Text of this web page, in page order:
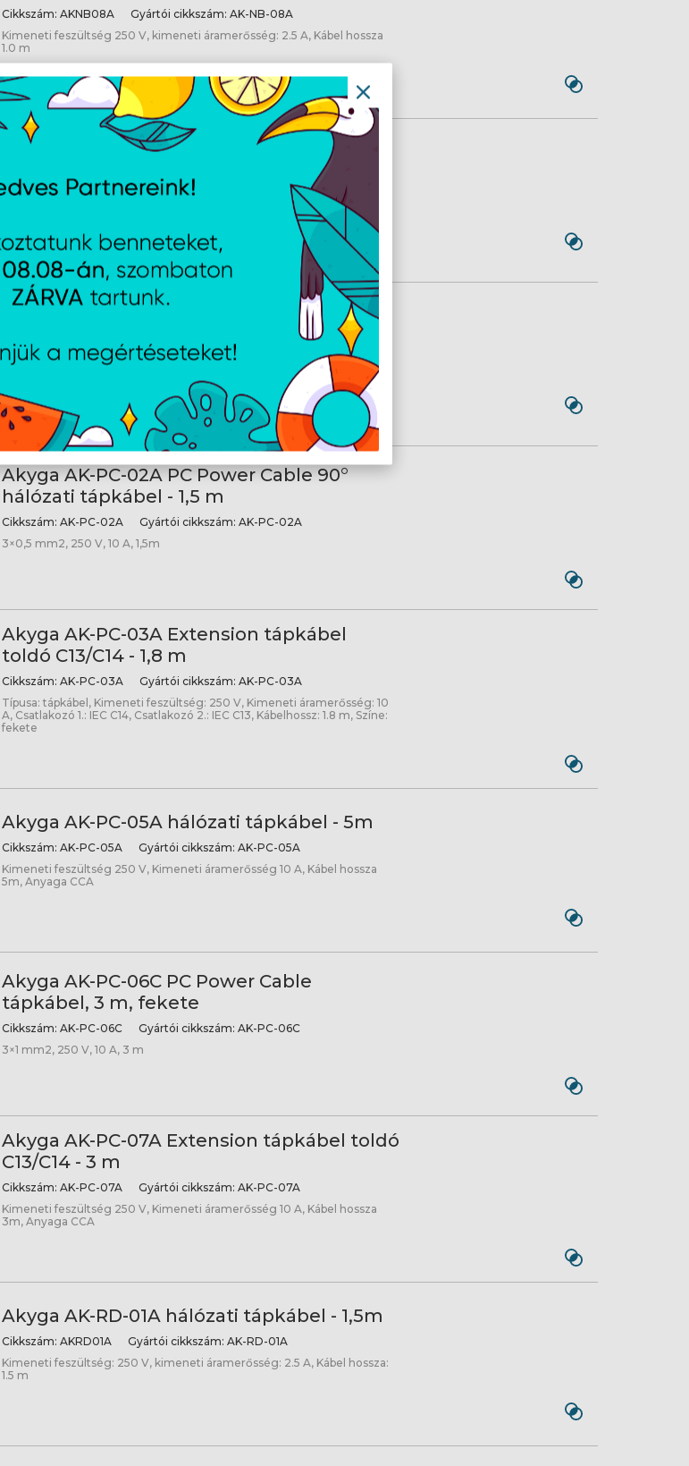
Cikkszám: AKNB08A Gyártói cikkszám: AK-NB-08A
Kimeneti feszültség 250 V, kimeneti áramerősség: 2.5 A, Kábel hossza
1.0 m
Akyga AK-PC-01A hálózati tápkábel - 1,5m
Cikkszám:AK-PC-01A Gyártói cikkszám:
AK-PC-01A
Akyga AK-PC-01C hálózati tápkábel - 1,5m
Cikkszám:AK-PC-01C Gyártói cikkszám:AK-PC-01C
0,75 mm2, 250 V, 10 A, 1,5m, Anyaga oxigén-mentes réz 4N ( 99.99% )
Akyga AK-PC-02A PC Power Cable 90°
hálózati tápkábel - 1,5 m
Cikkszám: AK-PC-02A Gyártói cikkszám: AK-PC-02A
3×0,5 mm2, 250 V, 10 A, 1,5m
Akyga AK-PC-03A Extension tápkábel
toldó C13/C14 - 1,8 m
Cikkszám: AK-PC-03A Gyártói cikkszám: AK-PC-03A
Típusa: tápkábel, Kimeneti feszültség: 250 V, Kimeneti áramerősség: 10
A, Csatlakozó 1.: IEC C14, Csatlakozó 2.: IEC C13, Kábelhossz: 1.8 m, Színe:
fekete
Akyga AK-PC-05A hálózati tápkábel - 5m
Cikkszám: AK-PC-05A Gyártói cikkszám: AK-PC-05A
Kimeneti feszültség 250 V, Kimeneti áramerősség 10 A, Kábel hossza
5m, Anyaga CCA
Akyga AK-PC-06C PC Power Cable
tápkábel, 3 m, fekete
Cikkszám: AK-PC-06C Gyártói cikkszám: AK-PC-06C
3×1 mm2, 250 V, 10 A, 3 m
Akyga AK-PC-07A Extension tápkábel toldó
C13/C14 - 3 m
Cikkszám: AK-PC-07A Gyártói cikkszám: AK-PC-07A
Kimeneti feszültség 250 V, Kimeneti áramerősség 10 A, Kábel hossza
3m, Anyaga CCA
Akyga AK-RD-01A hálózati tápkábel - 1,5m
Cikkszám: AKRD01A Gyártói cikkszám: AK-RD-01A
Kimeneti feszültség: 250 V, kimeneti áramerősség: 2.5 A, Kábel hossza:
1.5 m